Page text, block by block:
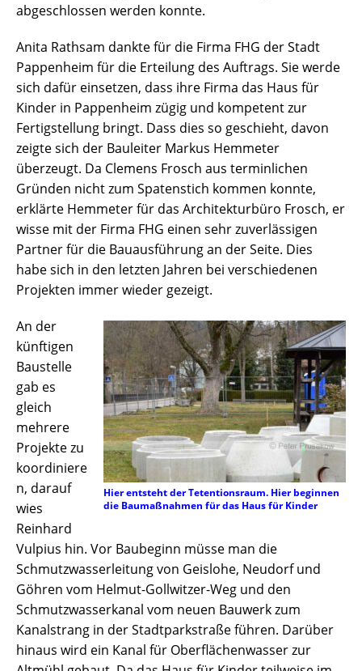
abgeschlossen werden konnte.
Anita Rathsam dankte für die Firma FHG der Stadt
Pappenheim für die Erteilung des Auftrags. Sie werde
sich dafür einsetzen, dass ihre Firma das Haus für
Kinder in Pappenheim zügig und kompetent zur
Fertigstellung bringt. Dass dies so geschieht, davon
zeigte sich der Bauleiter Markus Hemmeter
überzeugt. Da Clemens Frosch aus terminlichen
Gründen nicht zum Spatenstich kommen konnte,
erklärte Hemmeter für das Architekturbüro Frosch, er
wisse mit der Firma FHG einen sehr zuverlässigen
Partner für die Bauausführung an der Seite. Dies
habe sich in den letzten Jahren bei verschiedenen
Projekten immer wieder gezeigt.
Hier entsteht der Tetentionsraum. Hier beginnen
die Baumaßnahmen für das Haus für Kinder
An der
künftigen
Baustelle
gab es
gleich
mehrere
Projekte zu
koordiniere
n, darauf
wies
Reinhard
Vulpius hin. Vor Baubeginn müsse man die
Schmutzwasserleitung von Geislohe, Neudorf und
Göhren vom Helmut-Gollwitzer-Weg und den
Schmutzwasserkanal vom neuen Bauwerk zum
Kanalstrang in der Stadtparkstraße führen. Darüber
hinaus wird ein Kanal für Oberflächenwasser zur